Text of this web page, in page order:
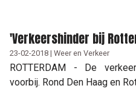
'Verkeershinder bij
23-02-2018 | Weer en Verkeer
ROTTERDAM - De
voorbij. Rond Den Haag en